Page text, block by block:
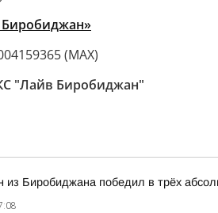
(МАХ)
"Лайв Биробиджан"
из Биробиджана победил в трёх